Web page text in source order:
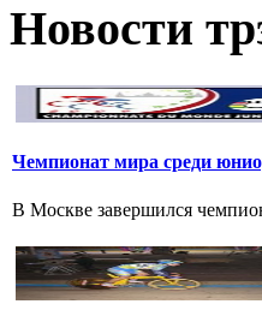
Новости
Чемпионат мира среди
В Москве завершился